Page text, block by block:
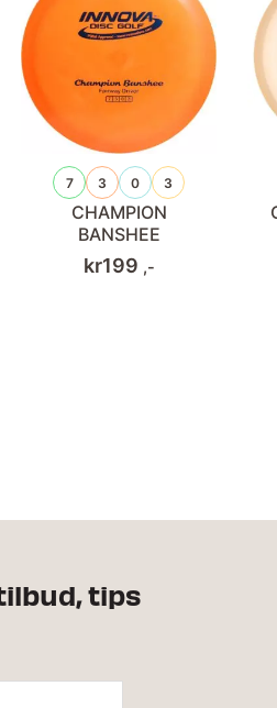
7 3 0 3
CHAMPION
BANSHEE
kr199 ,-
tips